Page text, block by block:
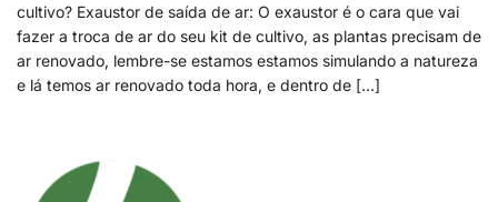
cultivo? Exaustor de saída de ar: O exaustor é o cara que vai
fazer a troca de ar do seu kit de cultivo, as plantas precisam de
ar renovado, lembre-se estamos estamos simulando a natureza
e lá temos ar renovado toda hora, e dentro de […]